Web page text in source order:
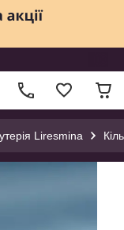
Liresmina